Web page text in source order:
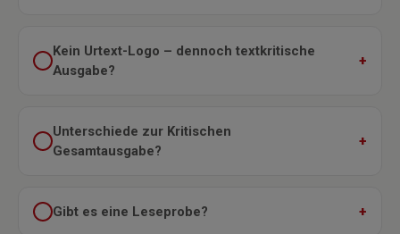
Kein Urtext-Logo – dennoch textkritische
Ausgabe?
Unterschiede zur Kritischen
Gesamtausgabe?
Gibt es eine Leseprobe?